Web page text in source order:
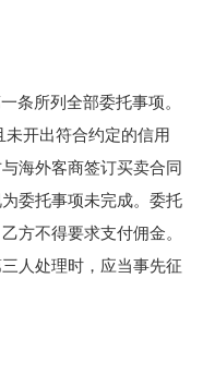
所列全部委托事项。
开出符合约定的信用
海外客商签订买卖合同
委托事项未完成。委托
方不得要求支付佣金。
人处理时，应当事先征